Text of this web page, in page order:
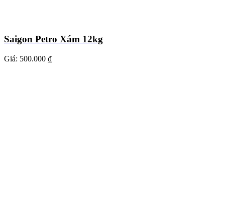
Saigon Petro Xám 12kg
Giá: 500.000 ₫